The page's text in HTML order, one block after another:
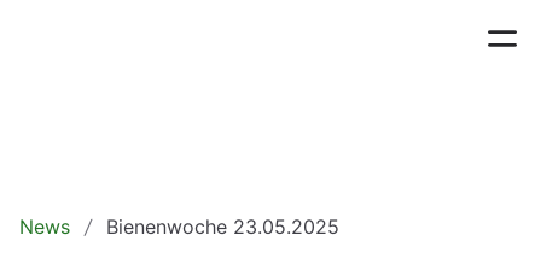
News Bienenwoche 23.05.2025